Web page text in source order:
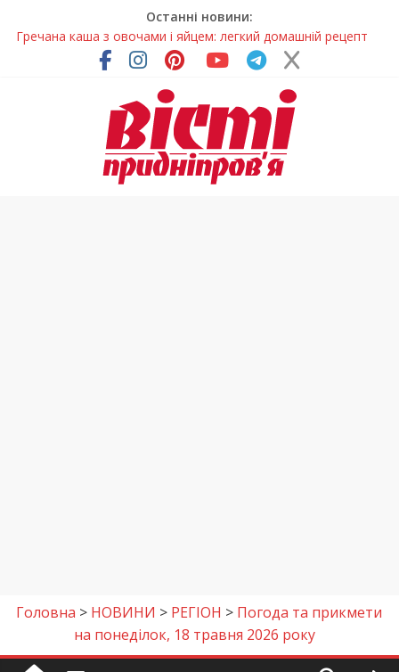
Останні новини:
Гречана каша з овочами і яйцем: легкий домашній рецепт
Як обрати розмір крафтового стакана під ваш напій?
Волонтерів із Дніпропетровщини відзначили за участь у
Дніпровський цирк отримав міжнародне визнання
У Дніпрі змагалися найсильніші яхтсмени України (фото)
Головна > НОВИНИ > РЕГІОН > Погода та прикмети
на понеділок, 18 травня 2026 року